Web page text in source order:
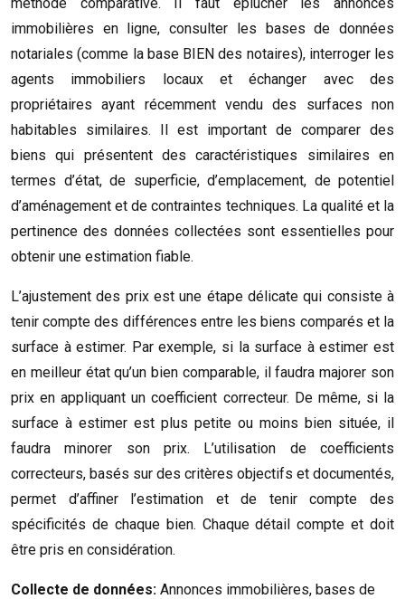
immobilières en ligne, consulter les bases de données
notariales (comme la base BIEN des notaires), interroger les
agents immobiliers locaux et échanger avec des
propriétaires ayant récemment vendu des surfaces non
habitables similaires. Il est important de comparer des
biens qui présentent des caractéristiques similaires en
termes d’état, de superficie, d’emplacement, de potentiel
d’aménagement et de contraintes techniques. La qualité et la
pertinence des données collectées sont essentielles pour
obtenir une estimation fiable.
L’ajustement des prix est une étape délicate qui consiste à
tenir compte des différences entre les biens comparés et la
surface à estimer. Par exemple, si la surface à estimer est
en meilleur état qu’un bien comparable, il faudra majorer son
prix en appliquant un coefficient correcteur. De même, si la
surface à estimer est plus petite ou moins bien située, il
faudra minorer son prix. L’utilisation de coefficients
correcteurs, basés sur des critères objectifs et documentés,
permet d’affiner l’estimation et de tenir compte des
spécificités de chaque bien. Chaque détail compte et doit
être pris en considération.
Collecte de données: Annonces immobilières, bases de